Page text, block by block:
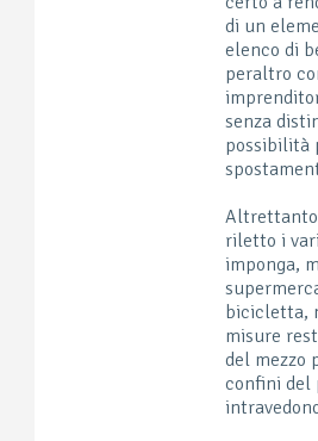
di un
elenco di
peraltro
senza
possibilità
Altrettanto
riletto i
imponga,
bicicletta,
misure
del mezzo
confini del